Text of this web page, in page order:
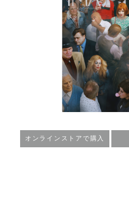
オンラインストアで購入